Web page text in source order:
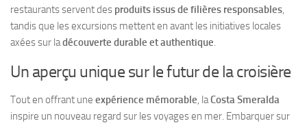
restaurants servent des produits issus de filières responsables,
tandis que les excursions mettent en avant les initiatives locales
axées sur ladécouverte durable et authentique.
Un aperçu unique sur le futur de la croisière
Tout en offrant une expérience mémorable, laCosta Smeralda
inspire un nouveau regard sur les voyages en mer. Embarquer sur